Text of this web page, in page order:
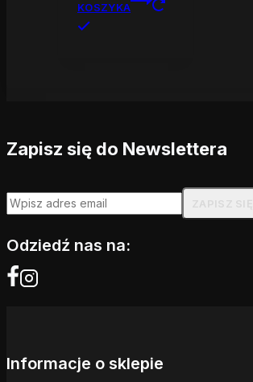
KOSZYKA
Zapisz się do Newslettera
Odziedź nas na:
Informacje o sklepie